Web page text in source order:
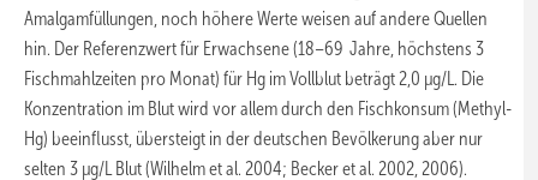
Amalgamfüllungen, noch höhere Werte weisen auf andere Quellen
hin. Der Referenzwert für Erwachsene (18–69 Jahre, höchstens 3
Fischmahlzeiten pro Monat) für Hg im Vollblut beträgt 2,0 µg/L. Die
Konzentration im Blut wird vor allem durch den Fischkonsum (Methyl-
Hg) beeinflusst, übersteigt in der deutschen Bevölkerung aber nur
selten 3 µg/L Blut (Wilhelm et al. 2004; Becker et al. 2002, 2006).